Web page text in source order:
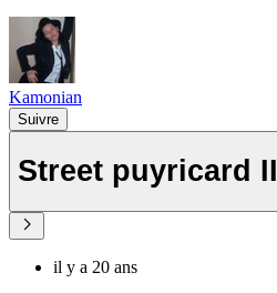
Kamonian
Suivre
Street puyricard II
il y a 20 ans